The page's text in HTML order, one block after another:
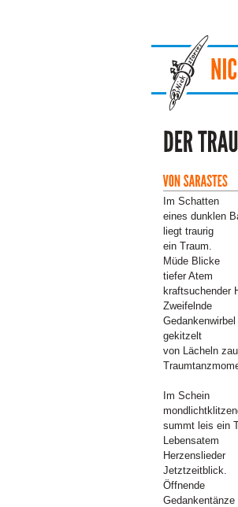
Im Schatten
eines dunklen
liegt traurig
ein Traum.
Müde Blicke
tiefer Atem
kraftsuchender
Zweifelnde
Gedankenwirbel
gekitzelt
von Lächeln
Im Schein
summt leis ein
Lebensatem
Herzenslieder
Jetztzeitblick.
Öffnende
Gedankentänze